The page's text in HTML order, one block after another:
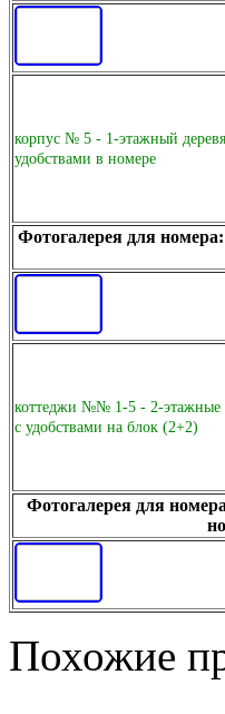
корпус № 5 - 1-этажный
удобствами в номере
Фотогалерея для
коттеджи №№ 1-5 - 2-этажные
с удобствами на блок (2+2)
Фотогалерея для
Похожие